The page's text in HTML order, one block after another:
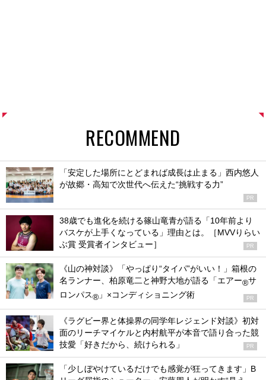
RECOMMEND
「安定した場所にとどまれば成長は止まる」西内悠人
が故郷・高知で次世代へ伝えた“挑戦する力”
PR
38歳でも進化を続ける篠山竜青が語る「10年前より
バスケが上手くなっている」理由とは。［MVVりらい
ぶ賞 受賞者インタビュー］
PR
《山の神対談》「やっぱり“タイパ”がいい！」箱根の
名ランナー、柏原竜二と神野大地が語る「エアー®サ
ロンパス® 」×コンディショニング術 PR
《ラグビー界と体操界の同学年レジェンド対談》初対
面のリーチマイケルと内村航平が本音で語り合った競
技愛「好きだから、続けられる」
PR
「少しぼやけているだけでも感覚が狂ってきます」B